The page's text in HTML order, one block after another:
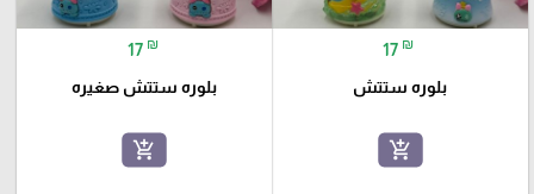
17 ₪
بلوره ستتش
add_shopping_cart
17 ₪
بلوره ستتش صغيره
add_shopping_cart